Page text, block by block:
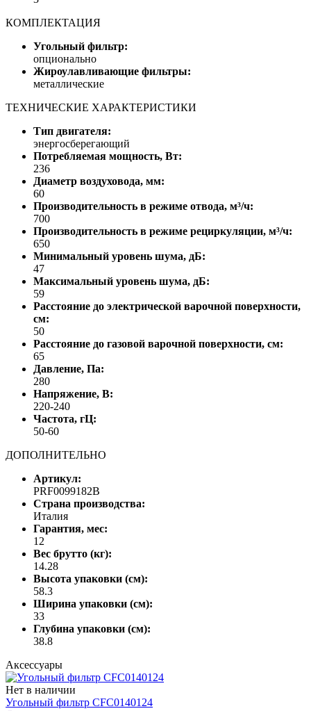
КОМПЛЕКТАЦИЯ
Угольный фильтр:
опционально
Жироулавливающие фильтры:
металлические
ТЕХНИЧЕСКИЕ ХАРАКТЕРИСТИКИ
Тип двигателя:
энергосберегающий
Потребляемая мощность, Вт:
236
Диаметр воздуховода, мм:
60
Производительность в режиме отвода, м³/ч:
700
Производительность в режиме рециркуляции, м³/ч:
650
Минимальный уровень шума, дБ:
47
Максимальный уровень шума, дБ:
59
Расстояние до электрической варочной поверхности,
см:
50
Расстояние до газовой варочной поверхности, см:
65
Давление, Па:
280
Напряжение, В:
220-240
Частота, гЦ:
50-60
ДОПОЛНИТЕЛЬНО
Артикул:
PRF0099182B
Страна производства:
Италия
Гарантия, мес:
12
Вес брутто (кг):
14.28
Высота упаковки (см):
58.3
Ширина упаковки (см):
33
Глубина упаковки (см):
38.8
Аксессуары
Нет в наличии
Угольный фильтр CFC0140124